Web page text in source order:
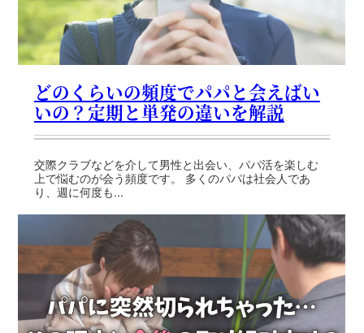
どのくらいの頻度でパパと会えばい
いの？定期と単発の違いを解説
交際クラブなどを介して男性と出会い、パパ活を楽しむ
上で悩むのが会う頻度です。 多くのパパは社会人であ
り、週に何度も...